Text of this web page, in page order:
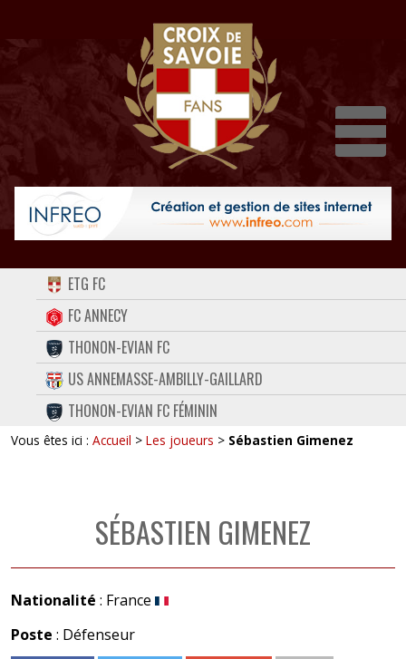
ACCUEIL
FORUM
CONTACT
FACEBOOK
TWITTER
ETG FC
FC ANNECY
THONON-EVIAN FC
US ANNEMASSE-AMBILLY-GAILLARD
THONON-EVIAN FC FÉMININ
Vous êtes ici : Accueil > Les joueurs > Sébastien Gimenez
SÉBASTIEN GIMENEZ
Nationalité : France
Poste : Défenseur